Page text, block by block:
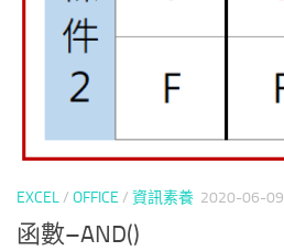
EXCEL/ OFFICE / 資訊素養 2020-06-09
函數–AND()